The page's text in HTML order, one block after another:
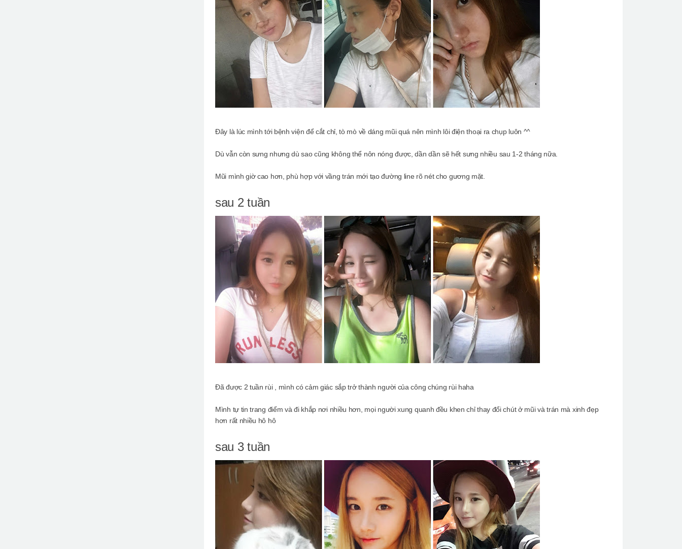
Đây là lúc mình tới bệnh viện để cắt chỉ, tò mò về dáng mũi quá nên mình lôi điện thoại ra chụp luôn ^^
Dù vẫn còn sưng nhưng dù sao cũng không thể nôn nóng được, dần dần sẽ hết sưng nhiều sau 1-2 tháng nữa.
Mũi mình giờ cao hơn, phù hợp với vầng trán mới tạo đường line rõ nét cho gương mặt.
sau 2 tuần
Đã được 2 tuần rùi , mình có cảm giác sắp trở thành người của công chúng rùi haha
Mình tự tin trang điểm và đi khắp nơi nhiều hơn, mọi người xung quanh đều khen chỉ thay đổi chút ở mũi và trán mà xinh đẹp
hơn rất nhiều hô hô
sau 3 tuần